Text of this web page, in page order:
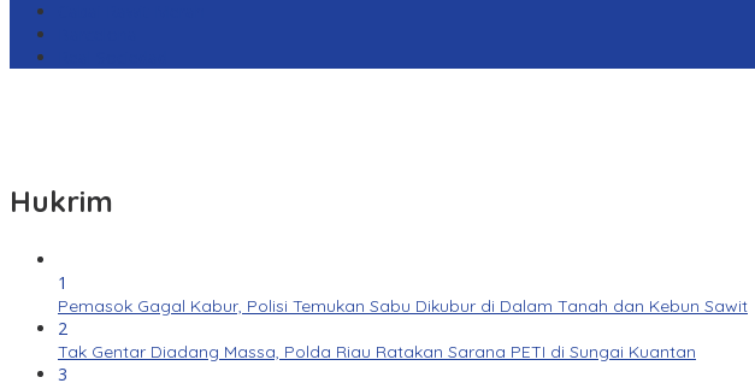
Hukrim
1
Pemasok Gagal Kabur, Polisi Temukan Sabu Dikubur di Dalam Tanah dan Kebun Sawit
2
Tak Gentar Diadang Massa, Polda Riau Ratakan Sarana PETI di Sungai Kuantan
3